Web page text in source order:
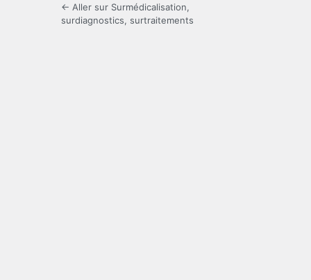
← Aller sur Surmédicalisation,
surdiagnostics, surtraitements